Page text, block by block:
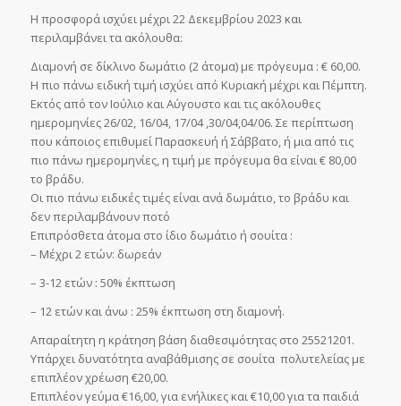
Η προσφορά ισχύει μέχρι 22 Δεκεμβρίου 2023 και
περιλαμβάνει τα ακόλουθα:
Διαμονή σε δίκλινο δωμάτιο (2 άτομα) με πρόγευμα : € 60,00.
Η πιο πάνω ειδική τιμή ισχύει από Κυριακή μέχρι και Πέμπτη.
Εκτός από τον Ιούλιο και Αύγουστο και τις ακόλουθες
ημερομηνίες 26/02, 16/04, 17/04 ,30/04,04/06. Σε περίπτωση
που κάποιος επιθυμεί Παρασκευή ή Σάββατο, ή μια από τις
πιο πάνω ημερομηνίες, η τιμή με πρόγευμα θα είναι € 80,00
το βράδυ.
Οι πιο πάνω ειδικές τιμές είναι ανά δωμάτιο, το βράδυ και
δεν περιλαμβάνουν ποτό
Επιπρόσθετα άτομα στο ίδιο δωμάτιο ή σουίτα :
– Μέχρι 2 ετών: δωρεάν
– 3-12 ετών : 50% έκπτωση
– 12 ετών και άνω : 25% έκπτωση στη διαμονή.
Απαραίτητη η κράτηση βάση διαθεσιμότητας στο 25521201.
Υπάρχει δυνατότητα αναβάθμισης σε σουίτα πολυτελείας με
επιπλέον χρέωση €20,00.
Επιπλέον γεύμα €16,00, για ενήλικες και €10,00 για τα παιδιά